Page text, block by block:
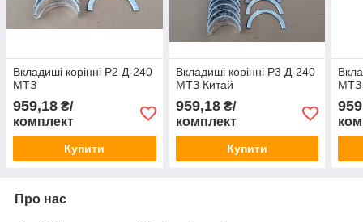
Вкладиші корінні Р2 Д-240
МТЗ
959,18 ₴/
комплект
Купити
Вкладиші корінні Р3 Д-240
МТЗ Китай
959,18₴/
комплект
Купити
МТЗ
Про нас